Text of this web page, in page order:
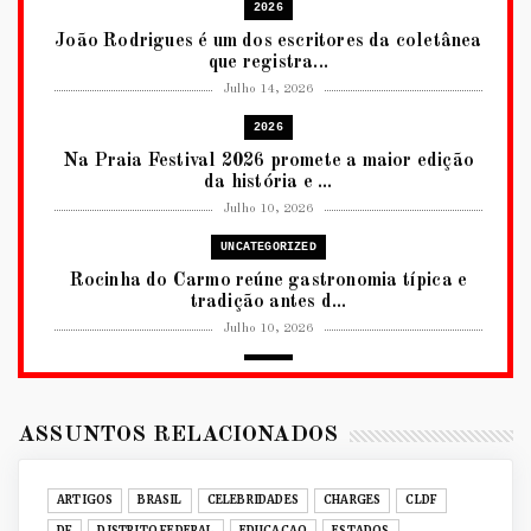
2026
João Rodrigues é um dos escritores da coletânea
que registra...
Julho 14, 2026
2026
Na Praia Festival 2026 promete a maior edição
da história e ...
Julho 10, 2026
UNCATEGORIZED
Rocinha do Carmo reúne gastronomia típica e
tradição antes d...
Julho 10, 2026
BRASÍLIA COM CULTURA, DIPLOM...
UNCATEGORIZED
Senac-DF leva oficinas gastronômicas à 33ª
ASSUNTOS RELACIONADOS
ARTIGOS BRASIL CELEBRIDADES CHARGES CLDF